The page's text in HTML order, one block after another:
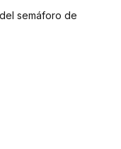
semáforo de